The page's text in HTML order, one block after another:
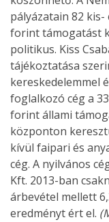
pályázatain 82
forint támogatást
politikus. Kiss
tájékoztatása
kereskedelemmel
foglalkozó cég a
forint állami
központon
kívül faipari és
cég. A nyilvános
Kft. 2013-ban
árbevétel mellett
eredményt ért el.